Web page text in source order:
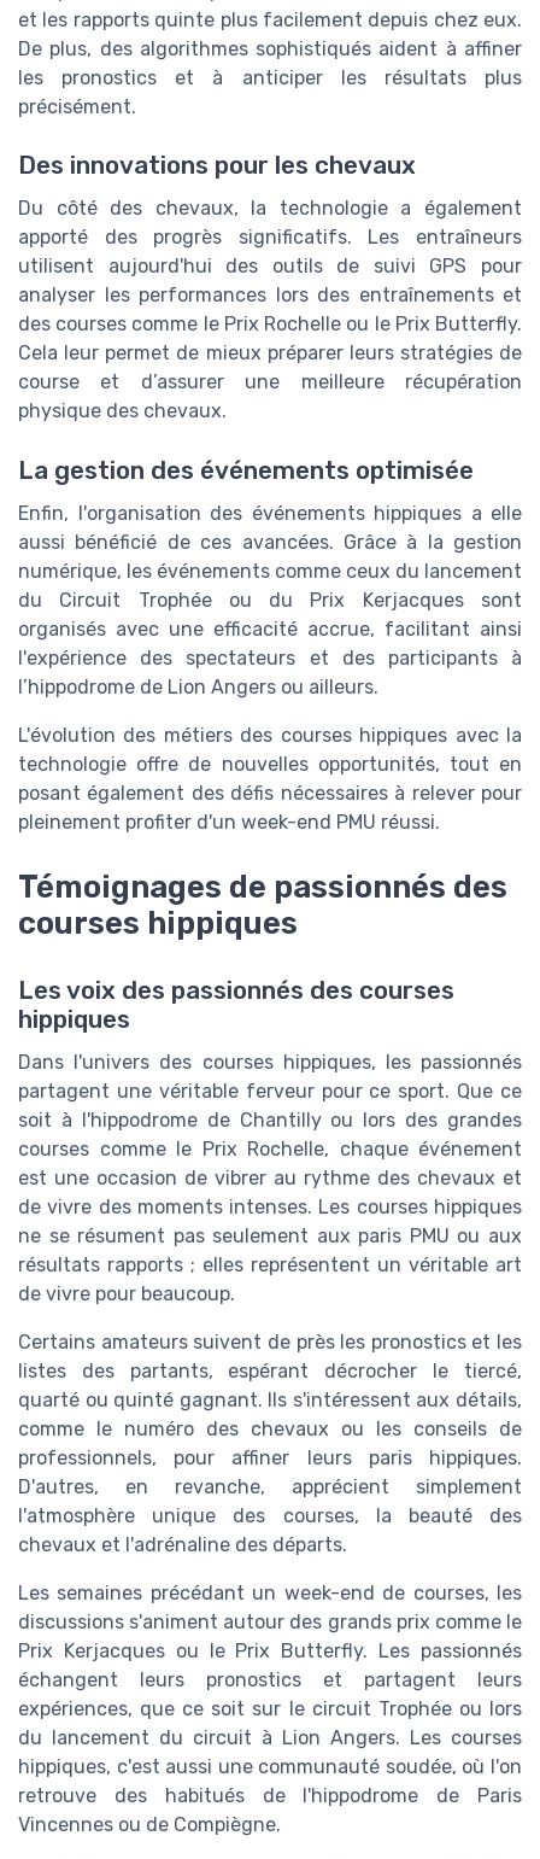
et les rapports quinte plus facilement depuis chez eux.
De plus, des algorithmes sophistiqués aident à affiner
les pronostics et à anticiper les résultats plus
précisément.
Des innovations pour les chevaux
Du côté des chevaux, la technologie a également
apporté des progrès significatifs. Les entraîneurs
utilisent aujourd'hui des outils de suivi GPS pour
analyser les performances lors des entraînements et
des courses comme le Prix Rochelle ou le Prix Butterfly.
Cela leur permet de mieux préparer leurs stratégies de
course et d’assurer une meilleure récupération
physique des chevaux.
La gestion des événements optimisée
Enfin, l'organisation des événements hippiques a elle
aussi bénéficié de ces avancées. Grâce à la gestion
numérique, les événements comme ceux du lancement
du Circuit Trophée ou du Prix Kerjacques sont
organisés avec une efficacité accrue, facilitant ainsi
l'expérience des spectateurs et des participants à
l’hippodrome de Lion Angers ou ailleurs.
L'évolution des métiers des courses hippiques avec la
technologie offre de nouvelles opportunités, tout en
posant également des défis nécessaires à relever pour
pleinement profiter d'un week-end PMU réussi.
Témoignages de passionnés des
courses hippiques
Les voix des passionnés des courses
hippiques
Dans l'univers des courses hippiques, les passionnés
partagent une véritable ferveur pour ce sport. Que ce
soit à l'hippodrome de Chantilly ou lors des grandes
courses comme le Prix Rochelle, chaque événement
est une occasion de vibrer au rythme des chevaux et
de vivre des moments intenses. Les courses hippiques
ne se résument pas seulement aux paris PMU ou aux
résultats rapports ; elles représentent un véritable art
de vivre pour beaucoup.
Certains amateurs suivent de près les pronostics et les
listes des partants, espérant décrocher le tiercé,
quarté ou quinté gagnant. Ils s'intéressent aux détails,
comme le numéro des chevaux ou les conseils de
professionnels, pour affiner leurs paris hippiques.
D'autres, en revanche, apprécient simplement
l'atmosphère unique des courses, la beauté des
chevaux et l'adrénaline des départs.
Les semaines précédant un week-end de courses, les
discussions s'animent autour des grands prix comme le
Prix Kerjacques ou le Prix Butterfly. Les passionnés
échangent leurs pronostics et partagent leurs
expériences, que ce soit sur le circuit Trophée ou lors
du lancement du circuit à Lion Angers. Les courses
hippiques, c'est aussi une communauté soudée, où l'on
retrouve des habitués de l'hippodrome de Paris
Vincennes ou de Compiègne.